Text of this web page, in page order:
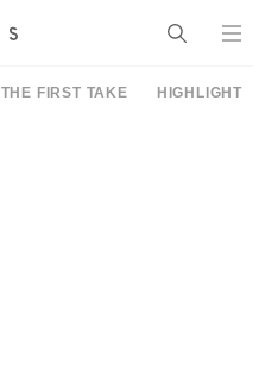
THE FIRST TAKE HIGHLIGHT